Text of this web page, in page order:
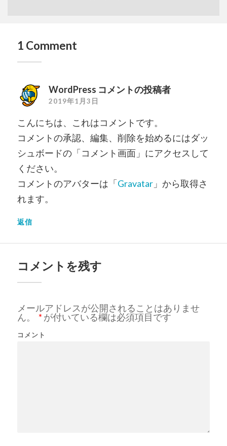
1 Comment
WordPress コメントの投稿者
2019年1月3日
こんにちは、これはコメントです。
コメントの承認、編集、削除を始めるにはダッ
シュボードの「コメント画面」にアクセスして
ください。
コメントのアバターは「Gravatar」から取得さ
れます。
返信
コメントを残す
メールアドレスが公開されることはありませ
ん。
* が付いている欄は必須項目です
コメント